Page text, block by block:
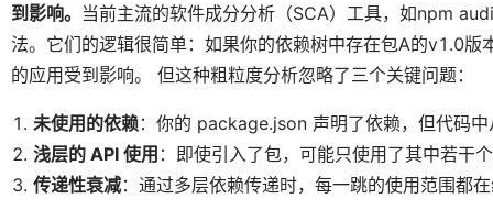
到影响。 当前主流的软件成分分析（SCA）工具，如npm
法。它们的逻辑很简单：如果你的依赖树中存在包A的v1.0
的应用受到影响。 但这种粗粒度分析忽略了三个关键问题：
未使用的依赖：你的 package.json 声明了依赖，但代码
浅层的 API 使用 ：即使引入了包，可能只使用了其中若干
传递性衰减：通过多层依赖传递时，每一跳的使用范围都